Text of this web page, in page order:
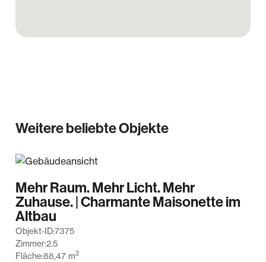
Weitere beliebte Objekte
Mehr Raum. Mehr Licht. Mehr
Zuhause. | Charmante Maisonette im
Altbau
Objekt-ID:7375
Zimmer:2.5
Fläche:88,47 m2